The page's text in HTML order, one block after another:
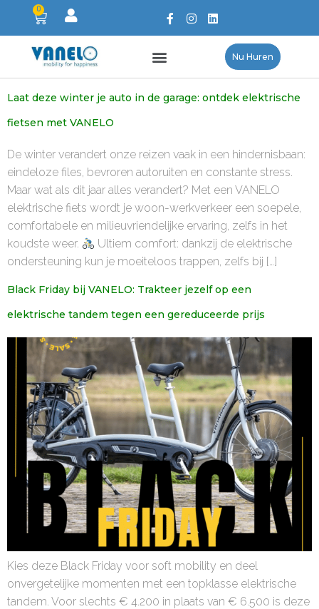
0
Nu Huren
Laat deze winter je auto in de garage: ontdek elektrische
fietsen met VANELO
De winter verandert onze reizen vaak in een hindernisbaan:
eindeloze files, bevroren autoruiten en constante stress.
Maar wat als dit jaar alles verandert? Met een VANELO
elektrische fiets wordt je woon-werkverkeer een soepele,
comfortabele en milieuvriendelijke ervaring, zelfs in het
koudste weer.
Ultiem comfort: dankzij de elektrische
ondersteuning kun je moeiteloos trappen, zelfs bij […]
Black Friday bij VANELO: Trakteer jezelf op een
elektrische tandem tegen een gereduceerde prijs
Kies deze Black Friday voor soft mobility en deel
onvergetelijke momenten met een topklasse elektrische
tandem. Voor slechts € 4.200 in plaats van € 6.500 is deze